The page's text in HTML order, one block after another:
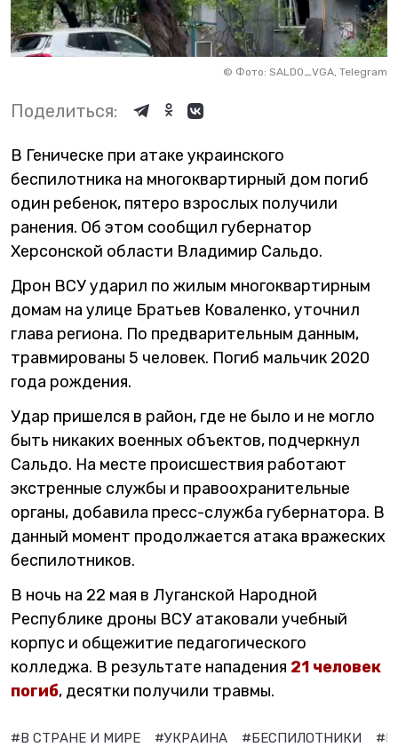
© Фото: SALDO_VGA, Telegram
Поделиться:
В Геническе при атаке украинского
беспилотника на многоквартирный дом погиб
один ребенок, пятеро взрослых получили
ранения. Об этом сообщил губернатор
Херсонской области Владимир Сальдо.
Дрон ВСУ ударил по жилым многоквартирным
домам на улице Братьев Коваленко, уточнил
глава региона. По предварительным данным,
травмированы 5 человек. Погиб мальчик 2020
года рождения.
Удар пришелся в район, где не было и не могло
быть никаких военных объектов, подчеркнул
Сальдо. На месте происшествия работают
экстренные службы и правоохранительные
органы, добавила пресс-служба губернатора. В
данный момент продолжается атака вражеских
беспилотников.
В ночь на 22 мая в Луганской Народной
Республике дроны ВСУ атаковали учебный
корпус и общежитие педагогического
колледжа. В результате нападения 21 человек
погиб, десятки получили травмы.
#В СТРАНЕ И МИРЕ #УКРАИНА #БЕСПИЛОТНИКИ